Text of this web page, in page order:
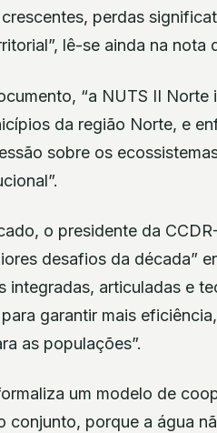
perdas
lê-se ainda na nota
“a NUTS II
da região Norte, e
sobre os
o presidente da
desafios da década”
integradas, articuladas e
garantir mais
as populações”.
um modelo de
conjunto, porque a água